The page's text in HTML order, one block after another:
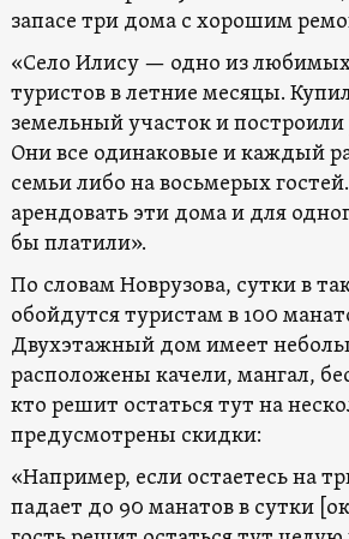
запасе три дома с хорошим
«Село Илису — одно из
туристов в летние месяцы.
земельный участок и
Они все одинаковые и каждый
семьи либо на восьмерых
арендовать эти дома и для
бы платили».
По словам Новрузова, сутки в
обойдутся туристам в 100
Двухэтажный дом имеет
расположены качели, мангал,
кто решит остаться тут на
предусмотрены скидки:
«Например, если остаетесь на
падает до 90 манатов в сутки